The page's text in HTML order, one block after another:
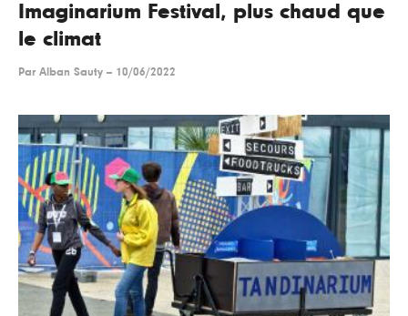
Imaginarium Festival, plus chaud que
le climat
Par Alban Sauty -- 10/06/2022